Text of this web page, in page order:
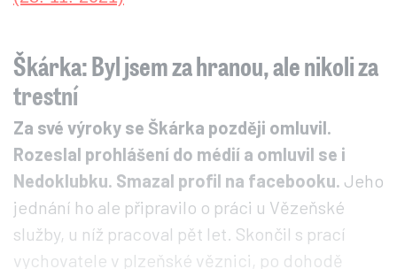
Škárka: Byl jsem za hranou, ale nikoli za
trestní
Za své výroky se Škárka později omluvil.
Rozeslal prohlášení do médií a omluvil se i
Nedoklubku. Smazal profil na facebooku. Jeho
jednání ho ale připravilo o práci u Vězeňské
služby, u níž pracoval pět let. Skončil s prací
vychovatele v plzeňské věznici, po dohodě